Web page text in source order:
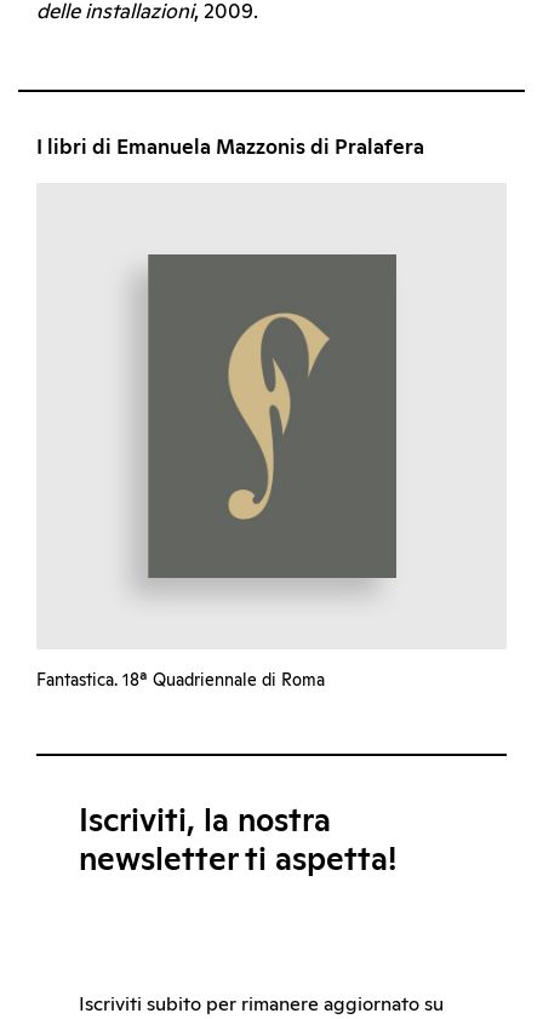
delle installazioni, 2009.
I libri di Emanuela Mazzonis di Pralafera
Fantastica. 18ª Quadriennale di Roma
Iscriviti, la nostra
newsletter ti aspetta!
Iscriviti subito per rimanere aggiornato su